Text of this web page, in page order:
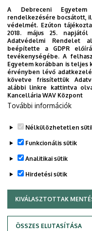
2026. augusztus 7.
Univerzum: A
titkos receptjei
KUTATÁS TUDOMÁNY
A Debreceni
rendelkezésére bocsátott,
védelmét. Ezúton
2018. május 25.
Adatvédelmi Rendelet
beépítette a GDPR
tevékenységébe. A
Egyetem korábban is
érvényben lévő
követve frissítettük
alábbi linkre kattintva
Kancellária WAV Központ
További információk
Nélkülözhetetlen
Funkcionális sütik
Analitikai sütik
Hirdetési sütik
KIVÁLASZTOTTAK
ÖSSZES ELUTASÍTÁSA
WITHDRAW CONSENT